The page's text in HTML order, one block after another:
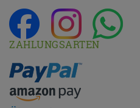
ZAHLUNGSARTEN